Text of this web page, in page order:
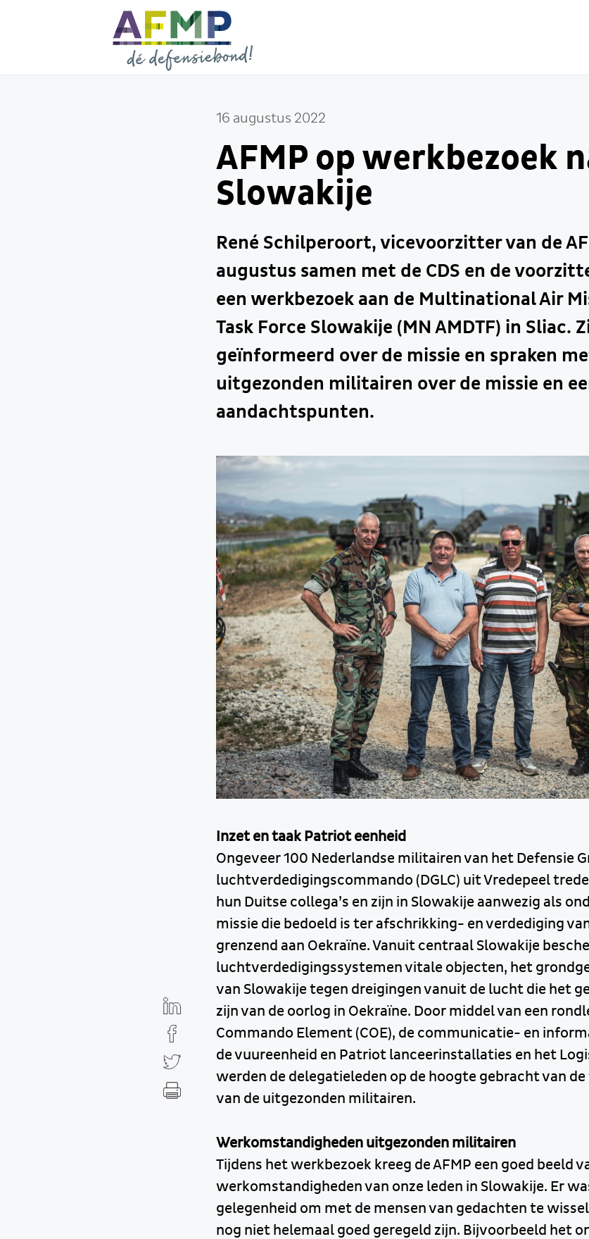
16 augustus 2022
AFMP op werkbezoek
Slowakije
René Schilperoort, vicevoorzitter van de
augustus samen met de CDS en de
een werkbezoek aan de Multinational Air
Task Force Slowakije (MN AMDTF) in Sliac.
geïnformeerd over de missie en spraken
uitgezonden militairen over de missie en
aandachtspunten.
Inzet en taak Patriot eenheid
Ongeveer 100 Nederlandse militairen van het Defensie
luchtverdedigingscommando (DGLC) uit Vredepeel
hun Duitse collega’s en zijn in Slowakije aanwezig als
missie die bedoeld is ter afschrikking- en verdediging
grenzend aan Oekraïne. Vanuit centraal Slowakije
luchtverdedigingssystemen vitale objecten, het
van Slowakije tegen dreigingen vanuit de lucht die het
zijn van de oorlog in Oekraïne. Door middel van een
Commando Element (COE), de communicatie- en
de vuureenheid en Patriot lanceerinstallaties en het
werden de delegatieleden op de hoogte gebracht van
van de uitgezonden militairen.
Werkomstandigheden uitgezonden militairen
Tijdens het werkbezoek kreeg de AFMP een goed beeld
werkomstandigheden van onze leden in Slowakije. Er
gelegenheid om met de mensen van gedachten te
nog niet helemaal goed geregeld zijn. Bijvoorbeeld het